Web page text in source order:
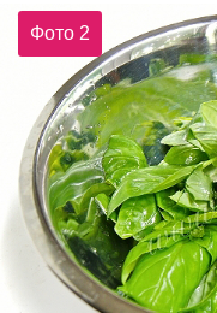
Фото 2